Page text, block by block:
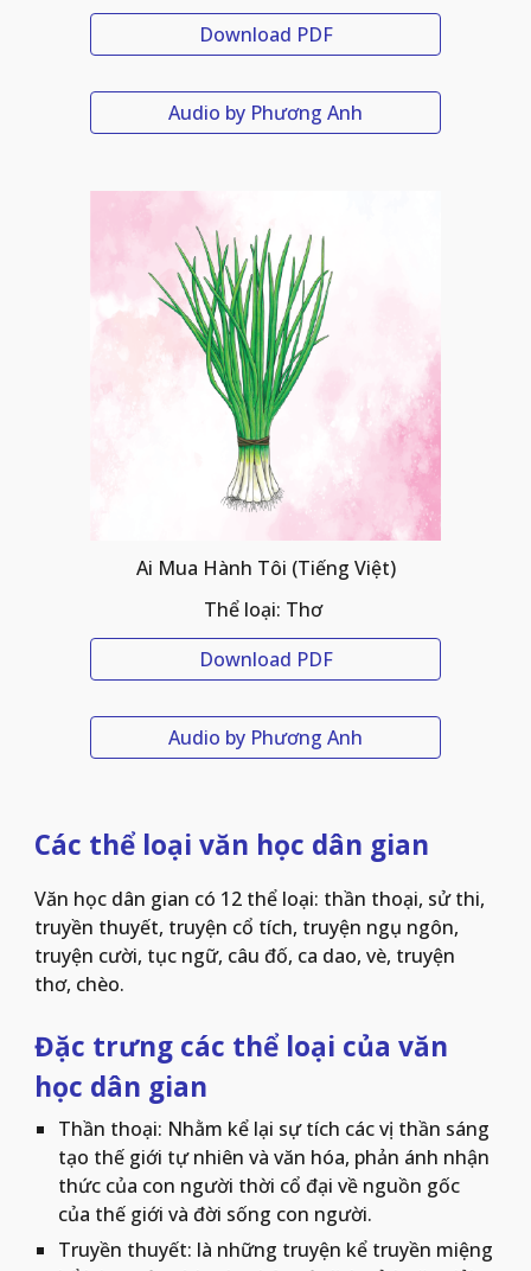
Download PDF
Audio by Phương Anh
Ai Mua Hành Tôi (Tiếng Việt)
Thể loại: Thơ
Download PDF
Audio by Phương Anh
Các thể loại văn học dân gian
Văn học dân gian có 12 thể loại: thần thoại, sử thi,
truyền thuyết, truyện cổ tích, truyện ngụ ngôn,
truyện cười, tục ngữ, câu đố, ca dao, vè, truyện
thơ, chèo.
Đặc trưng các thể loại của văn
học dân gian
Thần thoại: Nhằm kể lại sự tích các vị thần sáng
tạo thế giới tự nhiên và văn hóa, phản ánh nhận
thức của con người thời cổ đại về nguồn gốc
của thế giới và đời sống con người.
Truyền thuyết: là những truyện kể truyền miệng